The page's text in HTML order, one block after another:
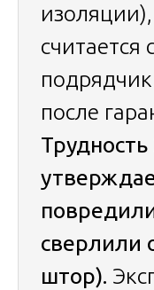
после
сверлили
штор).